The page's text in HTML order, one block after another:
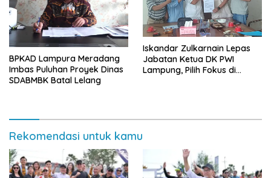
BPKAD Lampura Meradang
Imbas Puluhan Proyek Dinas
SDABMBK Batal Lelang
Iskandar Zulkarnain Lepas
Jabatan Ketua DK PWI
Lampung, Pilih Fokus di
Rekomendasi untuk kamu